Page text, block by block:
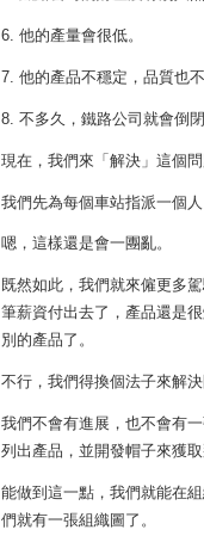
6. 他的產量會很低。
7. 他的產品不穩定，品質也
8. 不多久，鐵路公司就會倒閉
現在，我們來「解決」這個問
我們先為每個車站指派一個
嗯，這樣還是會一團亂。
既然如此，我們就來僱更多
筆薪資付出去了，產品還是
別的產品了。
不行，我們得換個法子來解決
我們不會有進展，也不會有
列出產品，並開發帽子來獲取
能做到這一點，我們就能在
們就有一張組織圖了。